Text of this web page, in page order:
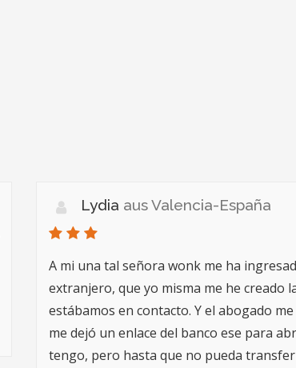
Lydia aus Valencia-España
A mi una tal señora wonk me ha
extranjero, que yo misma me he creado
estábamos en contacto. Y el abogado
me dejó un enlace del banco ese para
tengo, pero hasta que no pueda